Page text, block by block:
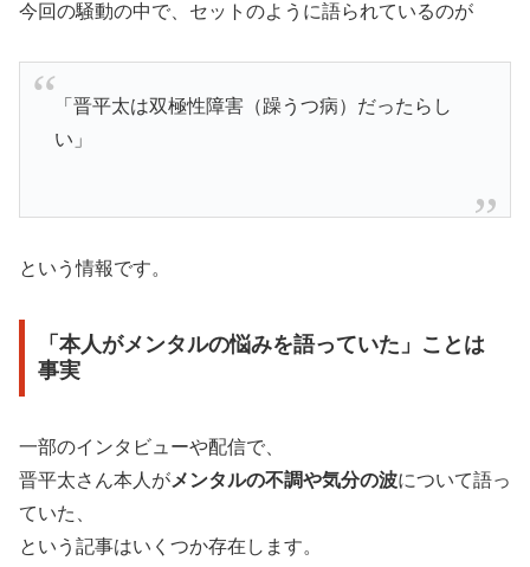
今回の騒動の中で、セットのように語られているのが
「晋平太は双極性障害（躁うつ病）だったらし
い」
という情報です。
「本人がメンタルの悩みを語っていた」ことは
事実
一部のインタビューや配信で、
晋平太さん本人がメンタルの不調や気分の波について語っ
ていた、
という記事はいくつか存在します。